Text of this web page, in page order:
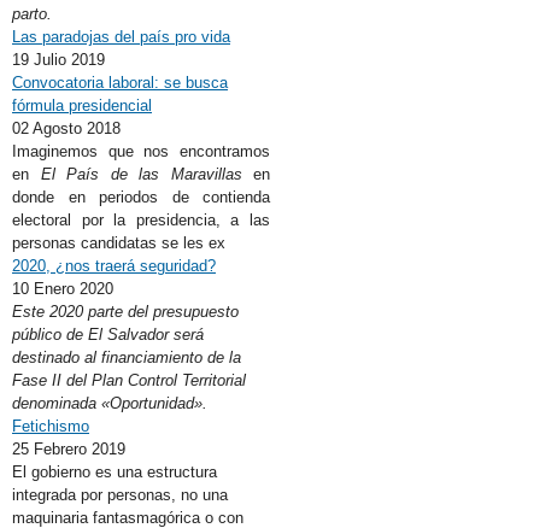
parto.
Las paradojas del país pro vida
19 Julio 2019
Convocatoria laboral: se busca
fórmula presidencial
02 Agosto 2018
Imaginemos que nos encontramos
en El País de las Maravillas en
donde en periodos de contienda
electoral por la presidencia, a las
personas candidatas se les ex
2020, ¿nos traerá seguridad?
10 Enero 2020
Este 2020 parte del presupuesto
público de El Salvador será
destinado al financiamiento de la
Fase II del Plan Control Territorial
denominada «Oportunidad».
Fetichismo
25 Febrero 2019
El gobierno es una estructura
integrada por personas, no una
maquinaria fantasmagórica o con